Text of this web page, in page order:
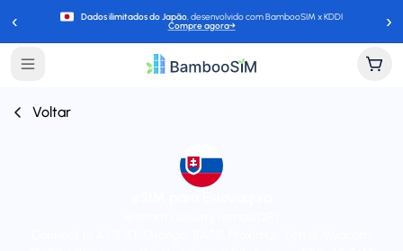
‹ Dados ilimitados do Japão, desenvolvido com BambooSIM x KDDI
Compre agora→ ›
Voltar